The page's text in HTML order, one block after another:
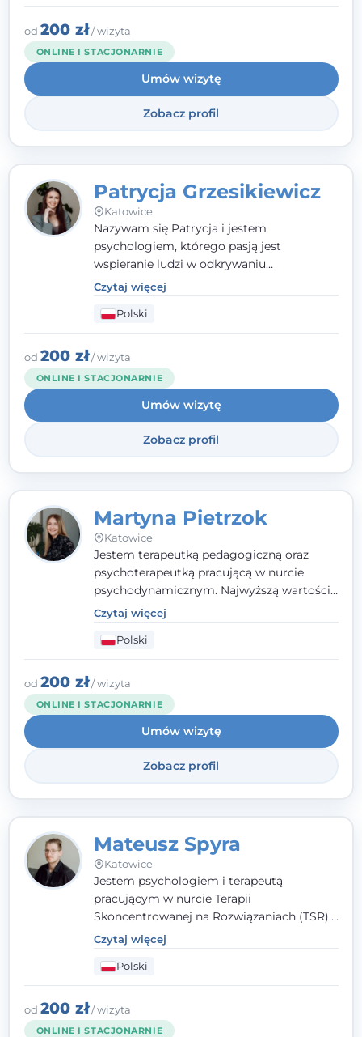
opieram współpracę na Twoich mocnych
stronach.
od 200 zł/ wizyta
ONLINE I STACJONARNIE
Umów wizytę
Zobacz profil
Patrycja Grzesikiewicz
Katowice
Nazywam się Patrycja i jestem
psychologiem, którego pasją jest
wspieranie ludzi w odkrywaniu
wewnętrznej siły i radzeniu sobie z
codziennymi trudnościami. Pracuję w
nurcie poznawczo-behawioralnym, oferując
indywidualne podejście pełne empatii,
zaufania i wsparcia. Jeśli masz za sobą
trudny czas, jestem tutaj dla Ciebie.
Czytaj więcej
Polski
od 200 zł/ wizyta
ONLINE I STACJONARNIE
Umów wizytę
Zobacz profil
Martyna Pietrzok
Katowice
Jestem terapeutką pedagogiczną oraz
psychoterapeutką pracującą w nurcie
psychodynamicznym. Najwyższą wartością
jest dla mnie bliska, pełna zrozumienia i
zaangażowania relacja z pacjentem. To
właśnie ta oparta na zaufaniu więź staje się
przestrzenią, w której można dotrzeć do
źródła trudności i spojrzeć na nie inaczej
niż dotąd.
Czytaj więcej
Polski
od 200 zł/ wizyta
ONLINE I STACJONARNIE
Umów wizytę
Zobacz profil
Mateusz Spyra
Katowice
Jestem psychologiem i terapeutą
pracującym w nurcie Terapii
Skoncentrowanej na Rozwiązaniach (TSR).
Towarzyszę młodzieży i dorosłym z
empatią, zrozumieniem i bez oceniania.
Daję przestrzeń do bycia sobą, bo wiem, że
w każdym człowieku jest coś wyjątkowego.
Czytaj więcej
Polski
od 200 zł/ wizyta
ONLINE I STACJONARNIE